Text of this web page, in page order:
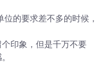
的要求差不多的时候，
印象，但是千万不要